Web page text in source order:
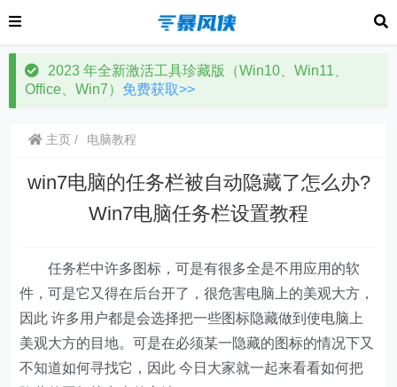
2023 年全新激活工具珍藏版（Win10、Win11、
Office、Win7） 免费获取>>
主页 电脑教程
win7电脑的任务栏被自动隐藏了怎么办?
Win7电脑任务栏设置教程
任务栏中许多图标，可是有很多全是不用应用的软
件，可是它又得在后台开了，很危害电脑上的美观大方，
因此 许多用户都是会选择把一些图标隐藏做到使电脑上
美观大方的目地。可是在必须某一隐藏的图标的情况下又
不知道如何寻找它，因此 今日大家就一起来看看如何把